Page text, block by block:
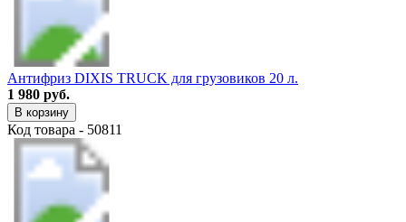
Антифриз DIXIS TRUCK для грузовиков 20 л.
1 980 руб.
В корзину
Код товара - 50811